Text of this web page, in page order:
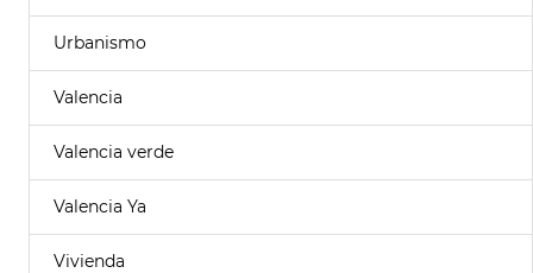
Urbanismo
Valencia
Valencia verde
Valencia Ya
Vivienda